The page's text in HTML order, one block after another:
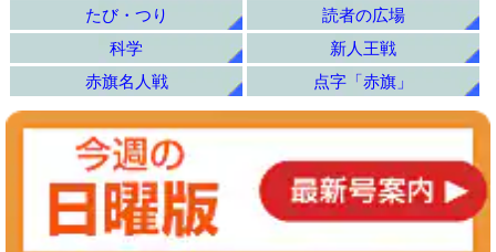
たび・つり
読者の広場
科学
新人王戦
赤旗名人戦
点字「赤旗」